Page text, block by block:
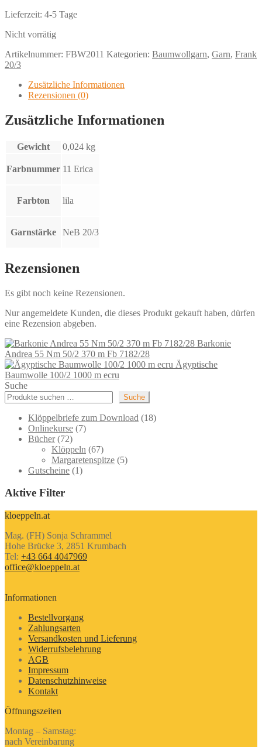
Lieferzeit: 4-5 Tage
Nicht vorrätig
Artikelnummer: FBW2011 Kategorien: Baumwollgarn, Garn, Frank
20/3
Zusätzliche Informationen
Rezensionen (0)
Zusätzliche Informationen
Gewicht 0,024 kg
Farbnummer 11 Erica
Farbton lila
Garnstärke NeB 20/3
Rezensionen
Es gibt noch keine Rezensionen.
Nur angemeldete Kunden, die dieses Produkt gekauft haben, dürfen
eine Rezension abgeben.
Barkonie
Andrea 55 Nm 50/2 370 m Fb 7182/28
Ägyptische
Baumwolle 100/2 1000 m ecru
Suche
Suche
Klöppelbriefe zum Download 1818
Onlinekurse 77
Bücher 7272
Produkte
Klöppeln 6767
Produkte
Margaretenspitze 55
Gutscheine 11
Aktive Filter
kloeppeln.at
Mag. (FH) Sonja Schrammel
Hohe Brücke 3, 2851 Krumbach
Tel: +43 664 4047969
office@kloeppeln.at
Informationen
Bestellvorgang
Zahlungsarten
Versandkosten und Lieferung
Widerrufsbelehrung
AGB
Impressum
Datenschutzhinweise
Kontakt
Öffnungszeiten
Montag – Samstag:
nach Vereinbarung